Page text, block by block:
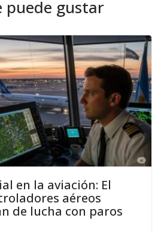
puede gustar
en la aviación: El
aéreos
de lucha con paros